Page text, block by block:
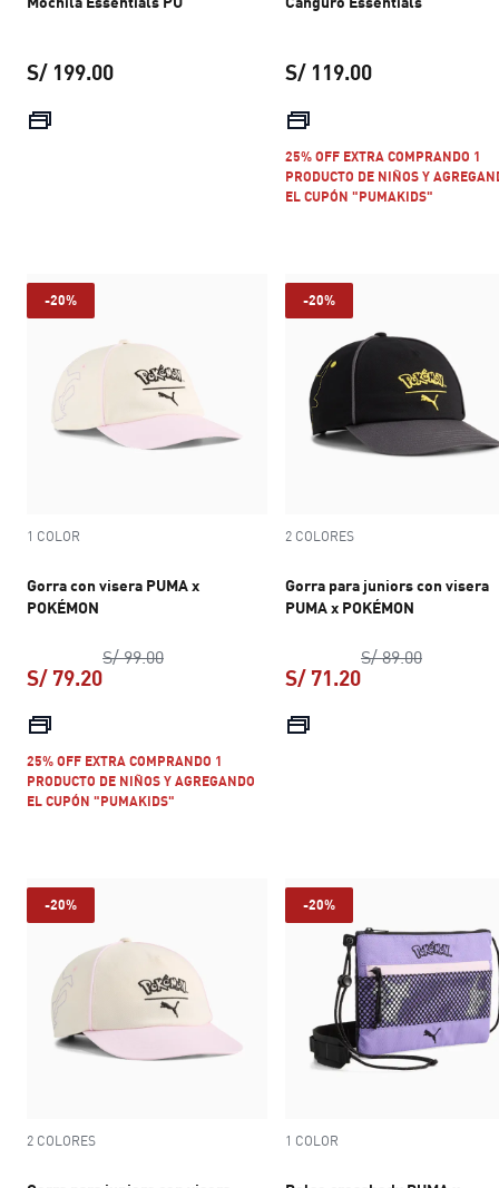
S/ 199.00
precio actual S/ 199.00
S/ 119.00
25% OFF EXTRA COMPRANDO 1
PRODUCTO DE NIÑOS Y
EL CUPÓN "PUMAKIDS"
-20%
1 COLOR
Gorra con visera PUMA x
POKÉMON
S/ 99.00precio original S/ 99.00
S/ 79.20
25% OFF EXTRA COMPRANDO 1
PRODUCTO DE NIÑOS Y AGREGANDO
EL CUPÓN "PUMAKIDS"
-20%
2 COLORES
Gorra para juniors con visera
PUMA x POKÉMON
S/ 89.00precio
S/ 71.20
-20%
2 COLORES
-20%
1 COLOR